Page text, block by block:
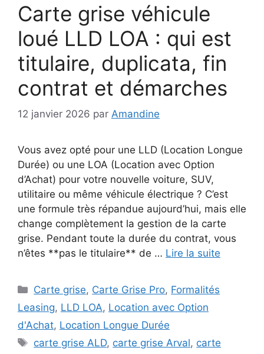
Carte grise véhicule
loué LLD LOA : qui est
titulaire, duplicata, fin
contrat et démarches
12 janvier 2026 par Amandine
Vous avez opté pour une LLD (Location Longue
Durée) ou une LOA (Location avec Option
d’Achat) pour votre nouvelle voiture, SUV,
utilitaire ou même véhicule électrique ? C’est
une formule très répandue aujourd’hui, mais elle
change complètement la gestion de la carte
grise. Pendant toute la durée du contrat, vous
n’êtes **pas le titulaire** de … Lire la suite
Catégories
Carte grise, Carte Grise Pro, Formalités
Leasing, LLD LOA, Location avec Option
d'Achat, Location Longue Durée
Étiquettes
carte grise ALD, carte grise Arval, carte